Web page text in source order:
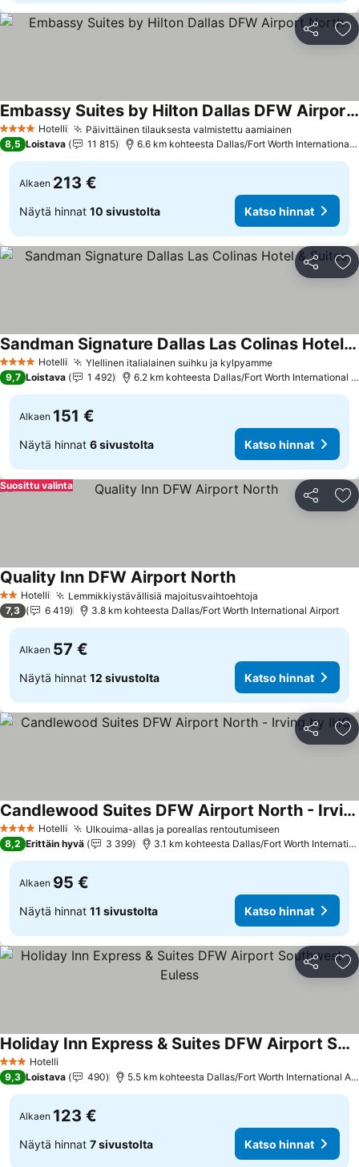
Jaa
4 Tähtiluokitus
Hotelli Päivittäinen tilauksesta valmistettu aamiainen
Embassy Suites by Hilton Dallas DFW Airport North
Katso hinnat
8,5 Loistava 11 815 6.6 km kohteesta Dallas/Fort Worth International
Alkaen 213 €
Näytä hinnat 10 sivustolta Katso hinnat
Jaa
4 Tähtiluokitus
Hotelli Ylellinen italialainen suihku ja kylpyammeKatso hinnat
Sandman Signature Dallas Las Colinas Hotel & Suites
Katso hinnat
9,7 Loistava 1 492 6.2 km kohteesta Dallas/Fort Worth International
Alkaen 151 €
Näytä hinnat 6 sivustolta Katso hinnat
Jaa
Suosittu valinta
2 Tähtiluokitus
Hotelli Lemmikkiystävällisiä majoitusvaihtoehtoja
Quality Inn DFW Airport NorthKatso hinnat
7,3 6 419 3.8 km kohteesta Dallas/Fort Worth International Airport
Alkaen 57 €
Näytä hinnat 12 sivustolta Katso hinnat
Jaa
4 Tähtiluokitus
Hotelli Ulkouima-allas ja poreallas rentoutumiseen
Candlewood Suites DFW Airport North - Irving by IHG
Katso hinnat
8,2 Erittäin hyvä 3 399 3.1 km kohteesta Dallas/Fort Worth
Alkaen 95 €
Näytä hinnat 11 sivustolta Katso hinnat
Jaa
3 Tähtiluokitus
Hotelli
Holiday Inn Express & Suites DFW Airport Southwest - Euless
Katso hinnat
9,3 Loistava 490 5.5 km kohteesta Dallas/Fort Worth International
Alkaen 123 €
Näytä hinnat 7 sivustolta Katso hinnat